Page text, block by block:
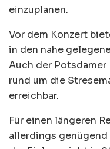
einzuplanen.
Vor dem Konzert
in den nahe
Auch der Potsdamer
rund um die
erreichbar.
Für einen längeren
allerdings